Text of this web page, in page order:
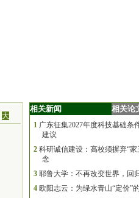
大
相关新闻 相关论
1 广东征集2027年度科技基础条
建议
2 科研诚信建设：高校须摒弃“
念
3 耶鲁大学：不再改变世界，回
4 欧阳志云：为绿水青山“定价”